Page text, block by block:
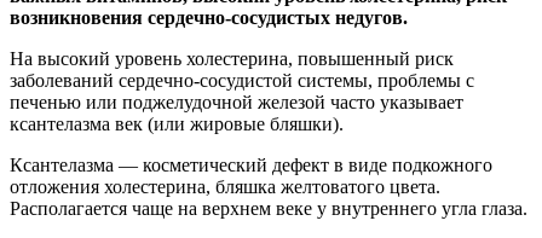
возникновения сердечно-сосудистых недугов.
На высокий уровень холестерина, повышенный риск
заболеваний сердечно-сосудистой системы, проблемы с
печенью или поджелудочной железой часто указывает
ксантелазма век (или жировые бляшки).
Ксантелазма — косметический дефект в виде подкожного
отложения холестерина, бляшка желтоватого цвета.
Располагается чаще на верхнем веке у внутреннего угла глаза.